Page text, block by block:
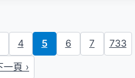
4 5 6 7
733
一頁 ›